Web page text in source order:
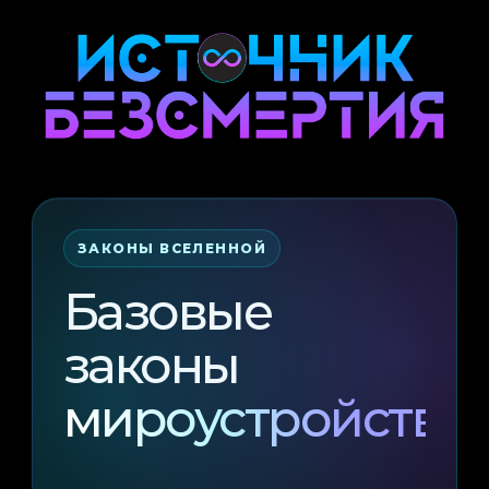
ЗАКОНЫ ВСЕЛЕННОЙ
Базовые
законы
мироустройства